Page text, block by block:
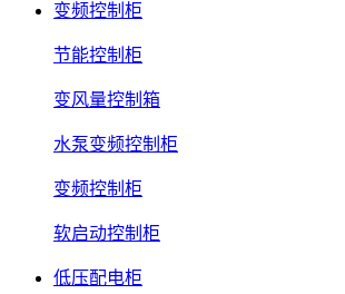
变频控制柜
节能控制柜
变风量控制箱
水泵变频控制柜
变频控制柜
软启动控制柜
低压配电柜